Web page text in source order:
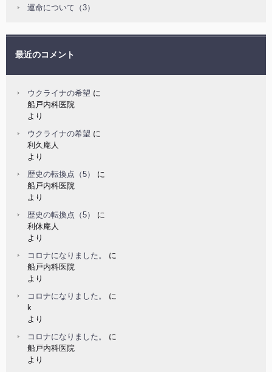
運命について（3）
最近のコメント
ウクライナの希望 に
船戸内科医院
より
ウクライナの希望 に
利久庵人
より
歴史の転換点（5）
に
船戸内科医院
より
歴史の転換点（5）
に
利休庵人
より
コロナになりました。
に
船戸内科医院
より
コロナになりました。
に
k
より
コロナになりました。
に
船戸内科医院
より